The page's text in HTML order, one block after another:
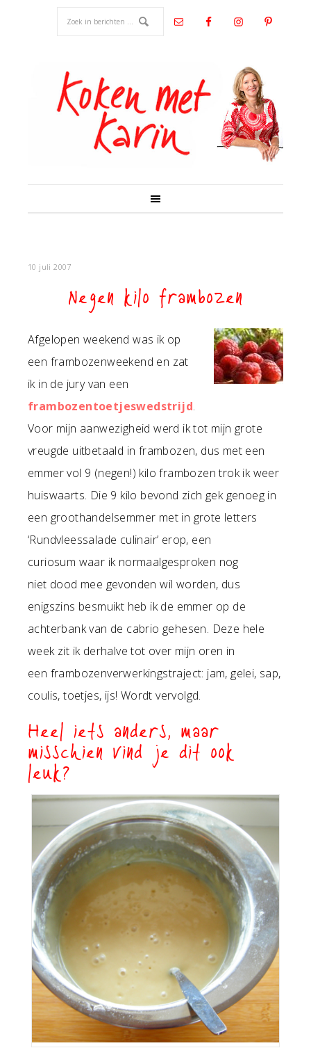
10 juli 2007
Negen kilo frambozen
Afgelopen weekend was ik op
een frambozenweekend en zat
ik in de jury van een
frambozentoetjeswedstrijd.
Voor mijn aanwezigheid werd ik tot mijn grote
vreugde uitbetaald in frambozen, dus met een
emmer vol 9 (negen!) kilo frambozen trok ik weer
huiswaarts. Die 9 kilo bevond zich gek genoeg in
een groothandelsemmer met in grote letters
‘Rundvleessalade culinair’ erop, een
curiosum waar ik normaalgesproken nog
niet dood mee gevonden wil worden, dus
enigszins besmuikt heb ik de emmer op de
achterbank van de cabrio gehesen. Deze hele
week zit ik derhalve tot over mijn oren in
een frambozenverwerkingstraject: jam, gelei, sap,
coulis, toetjes, ijs! Wordt vervolgd.
Heel iets anders, maar
misschien vind je dit ook
leuk?